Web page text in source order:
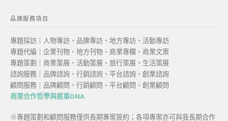
品牌服務項目
專題採訪｜人物專訪、品牌專訪、地方專訪、活動專訪
專題代編｜企業刊物、地方刊物、商業專欄、商業文案
專題策劃｜商業策展、活動策展、旅行策展、生活策展
諮詢服務｜品牌諮詢、行銷諮詢、平台諮詢、創業諮詢
顧問服務｜品牌顧問、行銷顧問、平台顧問、創業顧問
商業合作哲學與敘事DNA
※專題策劃和顧問服務僅供長期專案簽約；各項專案亦可與我長期合作